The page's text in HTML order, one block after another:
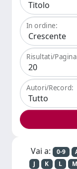
In ordine:
Risultati/Pagina
Autori/Record:
Vai a: 0-9
J
K L M